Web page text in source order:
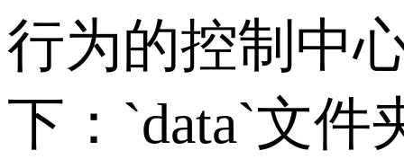
行为的控制中
下： `data`文件